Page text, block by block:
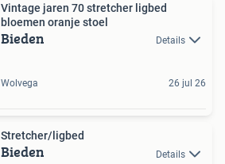
Vintage jaren 70 stretcher ligbed
bloemen oranje stoel
Bieden Details
Wolvega 26 jul 26
Stretcher/ligbed
Bieden Details